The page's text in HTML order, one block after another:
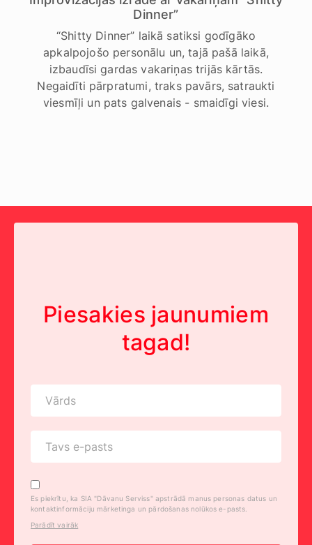
Dinner”
“Shitty Dinner” laikā satiksi godīgāko
apkalpojošo personālu un, tajā pašā laikā,
izbaudīsi gardas vakariņas trijās kārtās.
Negaidīti pārpratumi, traks pavārs, satraukti
viesmīļi un pats galvenais - smaidīgi viesi.
Piesakies jaunumiem
tagad!
Es piekrītu, ka SIA "Dāvanu Serviss" apstrādā manus personas datus un
kontaktinformāciju mārketinga un pārdošanas nolūkos e-pasts.
Parādīt vairāk